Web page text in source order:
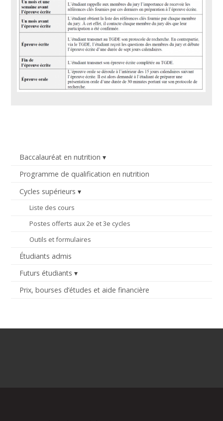
Baccalauréat en nutrition
Programme de qualification en nutrition
Cycles supérieurs
Liste des cours
Postes offerts aux 2e et 3e cycles
Outils et formulaires
Étudiants admis
Futurs étudiants
Prix, bourses d’études et aide financière